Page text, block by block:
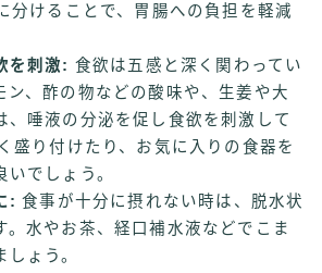
分けることで、胃腸への負担を軽減
を刺激: 食欲は五感と深く関わってい
ン、酢の物などの酸味や、生姜や大
、唾液の分泌を促し食欲を刺激して
盛り付けたり、お気に入りの食器を
でしょう。
: 食事が十分に摂れない時は、脱水状
。水やお茶、経口補水液などでこま
ょう。